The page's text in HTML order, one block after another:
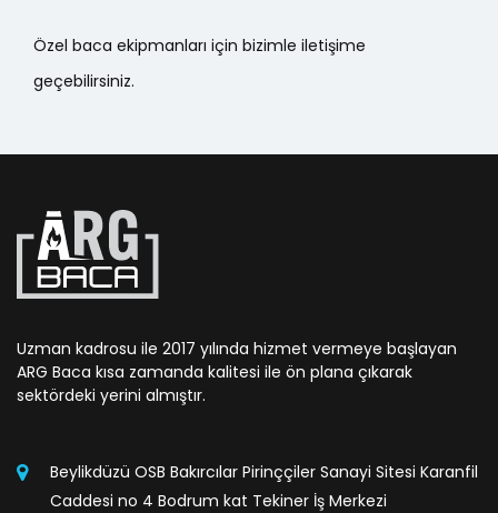
Özel baca ekipmanları için bizimle iletişime
geçebilirsiniz.
Uzman kadrosu ile 2017 yılında hizmet vermeye başlayan
ARG Baca kısa zamanda kalitesi ile ön plana çıkarak
sektördeki yerini almıştır.
Beylikdüzü OSB Bakırcılar Pirinççiler Sanayi Sitesi Karanfil
Caddesi no 4 Bodrum kat Tekiner İş Merkezi